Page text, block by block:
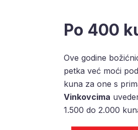
Po 400
Ove godine
petka već moći
kuna za one s
Vinkovcima
1.500 do 2.000